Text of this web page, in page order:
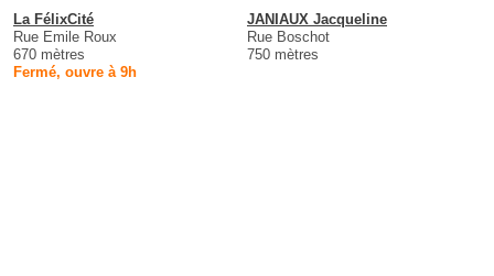
La FélixCité
Rue Emile Roux
670 mètres
Fermé, ouvre à 9h
JANIAUX Jacqueline
Rue Boschot
750 mètres